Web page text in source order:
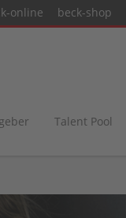
online beck-shop
Talent Pool